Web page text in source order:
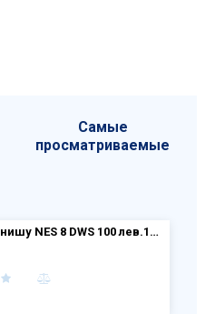
Самые
просматриваемые
Дверь в нишу NES 8 DWS 100 лев.10078100-54-01L + неподв.ст. 10078111-01-01